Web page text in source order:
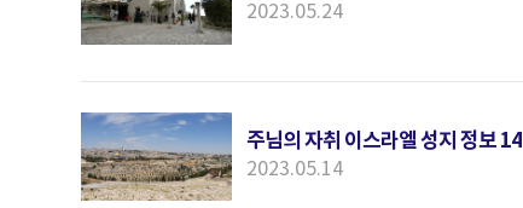
2023.05.24
주님의 자취 이스라엘 성지 정보 14
2023.05.14